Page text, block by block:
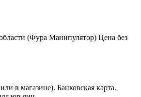
(Фура Манипулятор) Цена без
в магазине). Банковская карта.